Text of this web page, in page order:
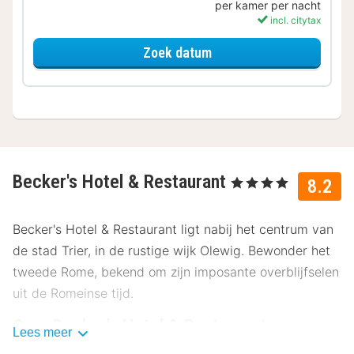
per kamer per nacht
incl. citytax
Zoek datumvoor Becker's Superior
8.2
Becker's Hotel & Restaurant , 4 Sterren
Becker's Hotel & Restaurant ligt nabij het centrum van
de stad Trier, in de rustige wijk Olewig. Bewonder het
tweede Rome, bekend om zijn imposante overblijfselen
uit de Romeinse tijd.
Over Becker's Hotel & Restaurant
Lees meer